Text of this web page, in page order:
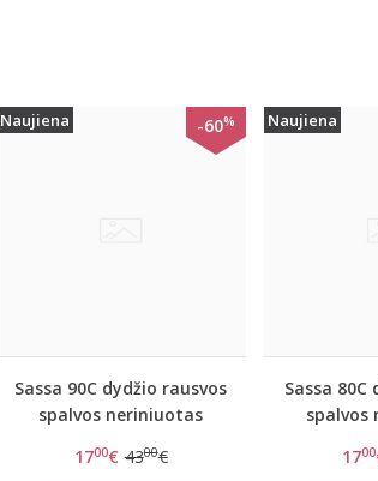
Naujiena -60%
Sassa 90C dydžio rausvos
spalvos neriniuotas
Sassa 904
1700€ 4300€
Naujiena
Sassa
spalvos
1700